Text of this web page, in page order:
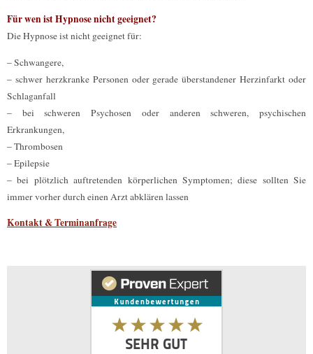
Für wen ist Hypnose nicht geeignet?
Die Hypnose ist nicht geeignet für:
– Schwangere,
– schwer herzkranke Personen oder gerade überstandener Herzinfarkt oder
Schlaganfall
– bei schweren Psychosen oder anderen schweren, psychischen
Erkrankungen,
– Thrombosen
– Epilepsie
– bei plötzlich auftretenden körperlichen Symptomen; diese sollten Sie
immer vorher durch einen Arzt abklären lassen
Kontakt & Terminanfrage